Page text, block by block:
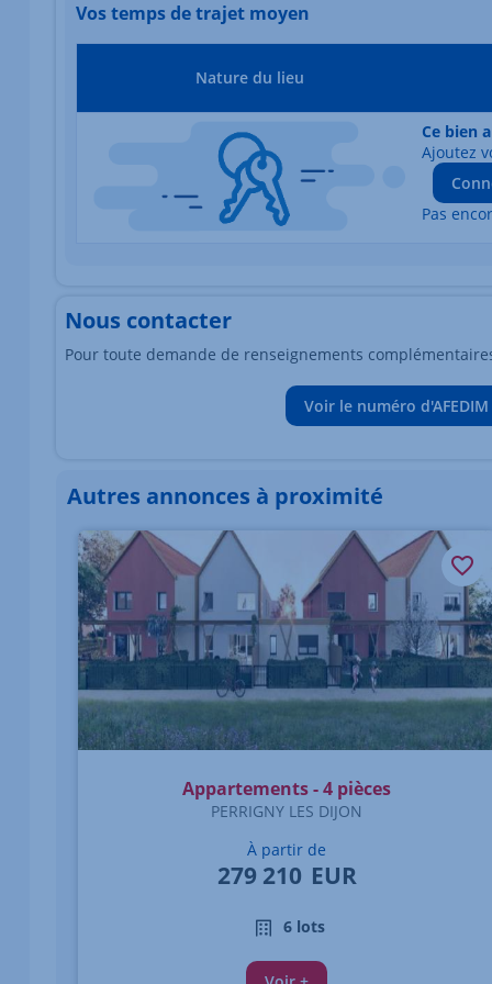
Vos temps de trajet moyen
Nature du lieu
Ce bien
Ajoutez
Pas
Nous contacter
Pour toute demande de renseignements
Voir le numéro d'AFEDIM
Autres annonces à proximité
Élément 1 sur 1
Appartements - 4 pièces
PERRIGNY LES DIJON
À partir de
279 210 EUR
6 lots